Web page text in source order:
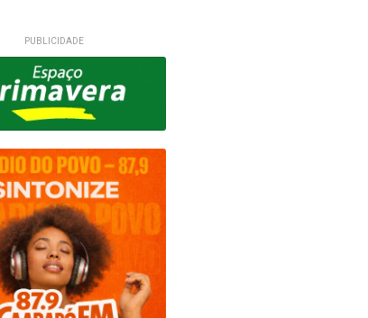
PUBLICIDADE